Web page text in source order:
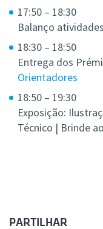
17:50 – 18:30
Balanço
18:30 – 18:50
Entrega dos
Orientadores
18:50 – 19:30
Exposição:
Técnico | Brinde
PARTILHAR